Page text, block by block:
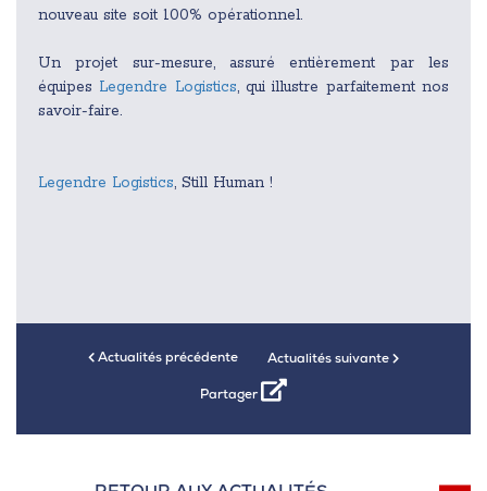
nouveau site soit 100% opérationnel.
Un projet sur-mesure, assuré entièrement par les
équipes Legendre Logistics, qui illustre parfaitement nos
savoir-faire.
Legendre Logistics, Still Human !
Actualités précédente Actualités suivante
Partager